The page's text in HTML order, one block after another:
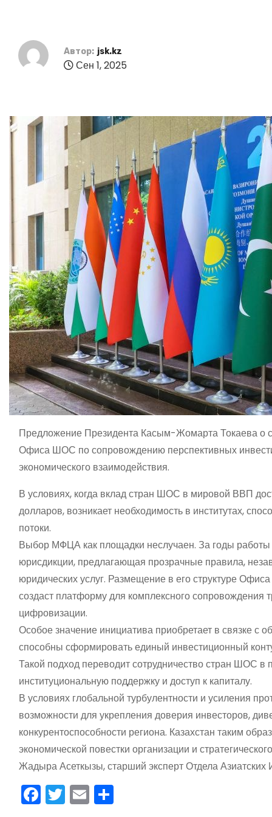
Автор: jsk.kz
Сен 1, 2025
Предложение Президента Касым-Жомарта Токаева о
Офиса ШОС по сопровождению перспективных
экономического взаимодействия.
В условиях, когда вклад стран ШОС в мировой ВВП
долларов, возникает необходимость в институтах,
потоки.
Выбор МФЦА как площадки неслучаен. За годы работы
юрисдикции, предлагающая прозрачные правила,
юридических услуг. Размещение в его структуре
создаст платформу для комплексного сопровождения
цифровизации.
Особое значение инициатива приобретает в связке
способны сформировать единый инвестиционный
Такой подход переводит сотрудничество стран ШОС в
институциональную поддержку и доступ к капиталу.
В условиях глобальной турбулентности и усиления
возможности для укрепления доверия инвесторов,
конкурентоспособности региона. Казахстан таким
экономической повестки организации и
Жадыра Асеткызы, старший эксперт Отдела
F T E